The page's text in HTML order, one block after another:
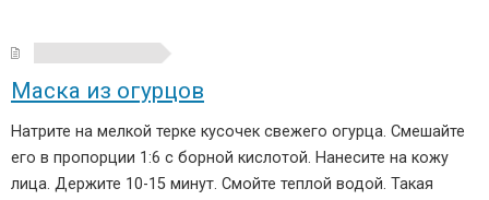
Маска из огурцов
Натрите на мелкой терке кусочек свежего огурца. Смешайте
его в пропорции 1:6 с борной кислотой. Нанесите на кожу
лица. Держите 10-15 минут. Смойте теплой водой. Такая